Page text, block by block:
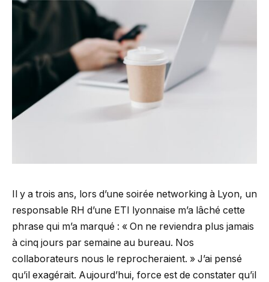
Il y a trois ans, lors d’une soirée networking à Lyon, un
responsable RH d’une ETI lyonnaise m’a lâché cette
phrase qui m’a marqué : « On ne reviendra plus jamais
à cinq jours par semaine au bureau. Nos
collaborateurs nous le reprocheraient. » J’ai pensé
qu’il exagérait. Aujourd’hui, force est de constater qu’il